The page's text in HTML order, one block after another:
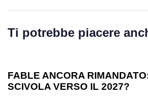
Ti potrebbe piacere
FABLE ANCORA
SCIVOLA VERSO IL 2027?